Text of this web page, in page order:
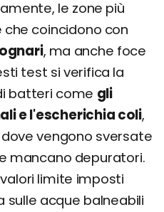
le zone più
coincidono con
, ma anche foce
test si verifica la
batteri come gli
e l'escherichia coli,
vengono sversate
mancano depuratori.
limite imposti
sulle acque balneabili